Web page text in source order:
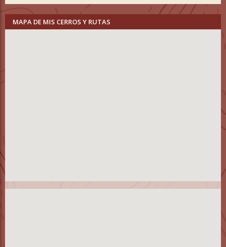
MAPA DE MIS CERROS Y RUTAS